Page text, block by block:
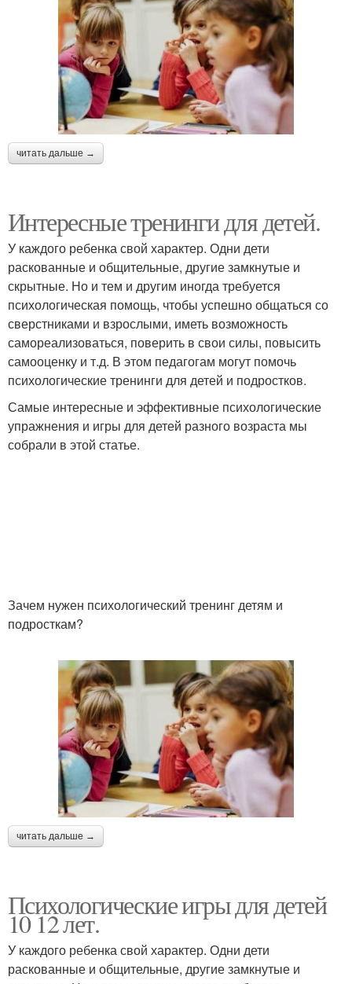
читать дальше →
Интересные тренинги для детей.
У каждого ребенка свой характер. Одни дети
раскованные и общительные, другие замкнутые и
скрытные. Но и тем и другим иногда требуется
психологическая помощь, чтобы успешно общаться со
сверстниками и взрослыми, иметь возможность
самореализоваться, поверить в свои силы, повысить
самооценку и т.д. В этом педагогам могут помочь
психологические тренинги для детей и подростков.
Самые интересные и эффективные психологические
упражнения и игры для детей разного возраста мы
собрали в этой статье.
Зачем нужен психологический тренинг детям и
подросткам?
читать дальше →
Психологические игры для детей
10 12 лет.
У каждого ребенка свой характер. Одни дети
раскованные и общительные, другие замкнутые и